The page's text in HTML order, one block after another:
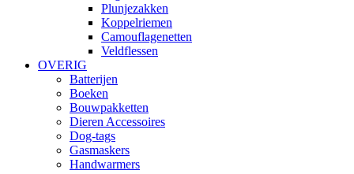
Plunjezakken
Koppelriemen
Camouflagenetten
Veldflessen
OVERIG
Batterijen
Boeken
Bouwpakketten
Dieren Accessoires
Dog-tags
Gasmaskers
Handwarmers